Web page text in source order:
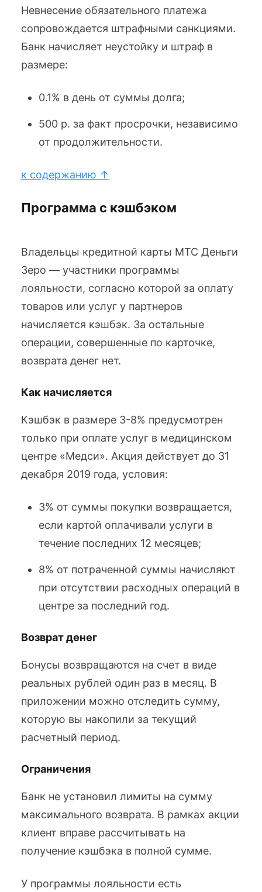
Невнесение обязательного платежа
сопровождается штрафными санкциями.
Банк начисляет неустойку и штраф в
размере:
0.1% в день от суммы долга;
500 р. за факт просрочки, независимо
от продолжительности.
к содержанию ↑
Программа с кэшбэком
Владельцы кредитной карты МТС Деньги
Зеро — участники программы
лояльности, согласно которой за оплату
товаров или услуг у партнеров
начисляется кэшбэк. За остальные
операции, совершенные по карточке,
возврата денег нет.
Как начисляется
Кэшбэк в размере 3-8% предусмотрен
только при оплате услуг в медицинском
центре «Медси». Акция действует до 31
декабря 2019 года, условия:
3% от суммы покупки возвращается,
если картой оплачивали услуги в
течение последних 12 месяцев;
8% от потраченной суммы начисляют
при отсутствии расходных операций в
центре за последний год.
Возврат денег
Бонусы возвращаются на счет в виде
реальных рублей один раз в месяц. В
приложении можно отследить сумму,
которую вы накопили за текущий
расчетный период.
Ограничения
Банк не установил лимиты на сумму
максимального возврата. В рамках акции
клиент вправе рассчитывать на
получение кэшбэка в полной сумме.
У программы лояльности есть